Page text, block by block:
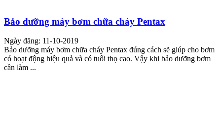
Bảo dưỡng máy bơm chữa cháy Pentax
Ngày đăng: 11-10-2019
Bảo dưỡng máy bơm chữa cháy Pentax đúng cách sẽ giúp cho bơm
có hoạt động hiệu quả và có tuổi thọ cao. Vậy khi bảo dưỡng bơm
cần làm ...